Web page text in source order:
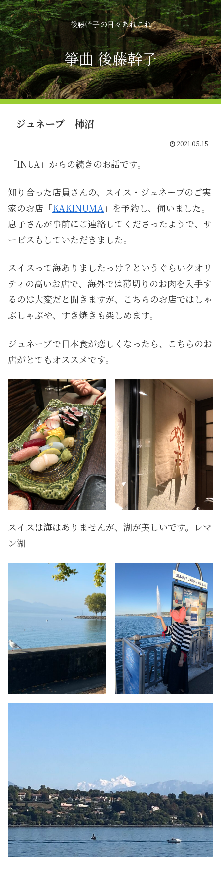
後藤幹子の日々あれこれ
箏曲 後藤幹子
ジュネーブ 柿沼
2021.05.15
「INUA」からの続きのお話です。
知り合った店員さんの、スイス・ジュネーブのご実
家のお店「KAKINUMA 」を予約し、伺いました。
息子さんが事前にご連絡してくださったようで、サ
ービスもしていただきました。
スイスって海ありましたっけ？というぐらいクオリ
ティの高いお店で、海外では薄切りのお肉を入手す
るのは大変だと聞きますが、こちらのお店ではしゃ
ぶしゃぶや、すき焼きも楽しめます。
ジュネーブで日本食が恋しくなったら、こちらのお
店がとてもオススメです。
スイスは海はありませんが、湖が美しいです。レマ
ン湖